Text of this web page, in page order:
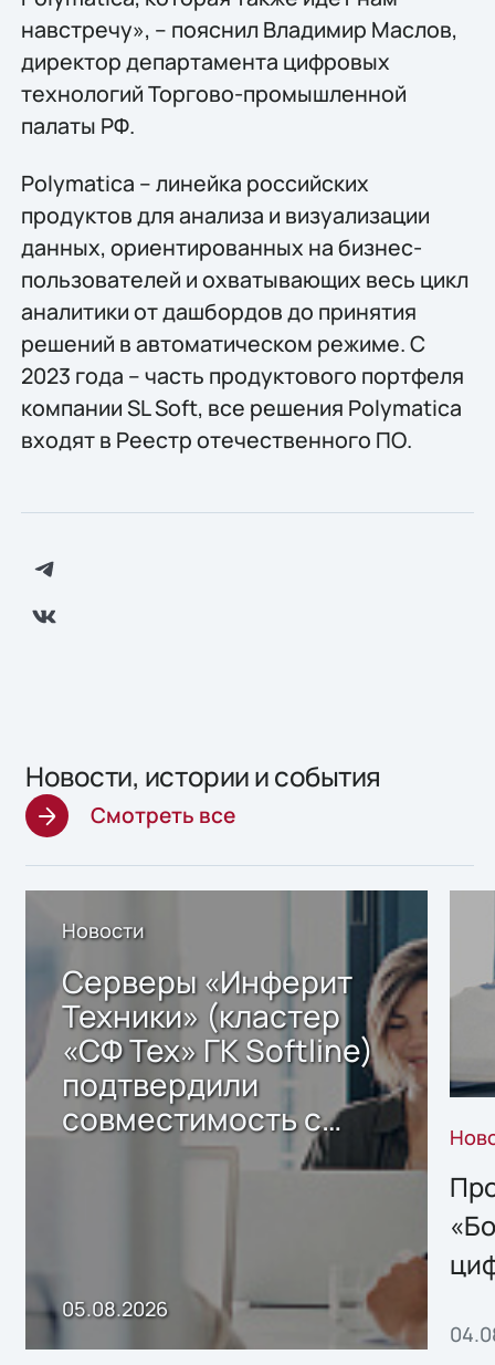
навстречу», – пояснил Владимир Маслов,
директор департамента цифровых
технологий Торгово-промышленной
палаты РФ.
Polymatica – линейка российских
продуктов для анализа и визуализации
данных, ориентированных на бизнес-
пользователей и охватывающих весь цикл
аналитики от дашбордов до принятия
решений в автоматическом режиме. С
2023 года – часть продуктового портфеля
компании SL Soft, все решения Polymatica
входят в Реестр отечественного ПО.
Новости, истории и события
Смотреть все
Новости
Серверы «Инферит
Техники» (кластер
«СФ Тех» ГК Softline)
подтвердили
совместимость с
решением Sharx
05.08.2026